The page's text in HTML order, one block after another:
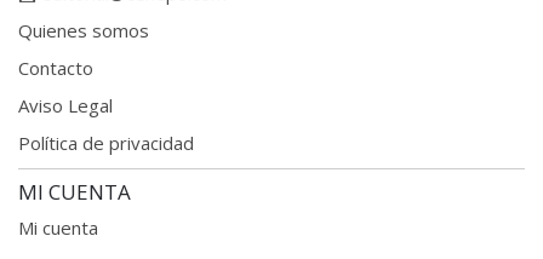
Quienes somos
Contacto
Aviso Legal
Política de privacidad
MI CUENTA
Mi cuenta